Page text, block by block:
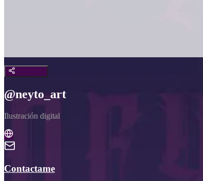
@neyto_art
Ilustración digital
Contactame